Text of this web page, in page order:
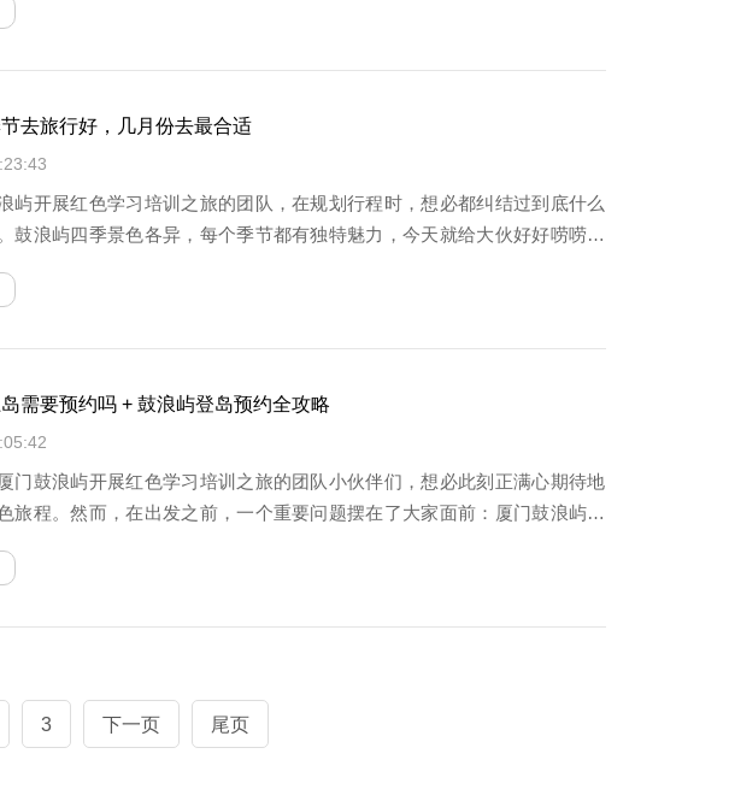
去旅行好，几月份去最合适
屿开展红色学习培训之旅的团队，在规划行程时，想必都纠结过到底什么
鼓浪屿四季景色各异，每个季节都有独特魅力，今天就给大伙好好唠唠，
需要预约吗 + 鼓浪屿登岛预约全攻略
门鼓浪屿开展红色学习培训之旅的团队小伙伴们，想必此刻正满心期待地
旅程。然而，在出发之前，一个重要问题摆在了大家面前：厦门鼓浪屿上
3 下一页 尾页